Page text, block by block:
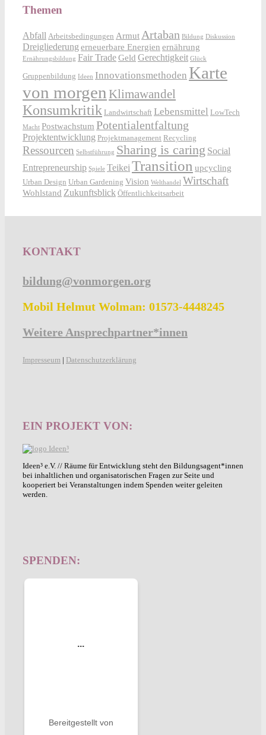
Themen
Abfall Arbeitsbedingungen ArmutArtaban Bildung Diskussion
Dreigliederungerneuerbare Energien ernährung
Ernährungsbildung Fair TradeGeld Gerechtigkeit Glück
Gruppenbildung Ideen Innovationsmethoden Karte
von morgen Klimawandel
Konsumkritik Landwirtschaft Lebensmittel LowTech
Macht Postwachstum Potentialentfaltung
Projektentwicklung Projektmanagement Recycling
Ressourcen Selbstführung Sharing is caring Social
Entrepreneurship Spiele TeikeiTransition upcycling
Urban Design Urban Gardening Vision Welthandel Wirtschaft
Wohlstand Zukunftsblick Öffentlichkeitsarbeit
KONTAKT
bildung@vonmorgen.org
Mobil Helmut Wolman: 01573-4448245
Weitere Ansprechpartner*innen
Impresseum | Datenschutzerklärung
EIN PROJEKT VON:
Ideen³ e.V. // Räume für Entwicklung steht den Bildungsagent*innen
bei inhaltlichen und organisatorischen Fragen zur Seite und
kooperiert bei Veranstaltungen indem Spenden weiter geleiten
werden.
SPENDEN: